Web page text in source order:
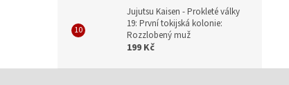
Jujutsu Kaisen - Prokleté války
19: První tokijská kolonie:
Rozzlobený muž
199 Kč